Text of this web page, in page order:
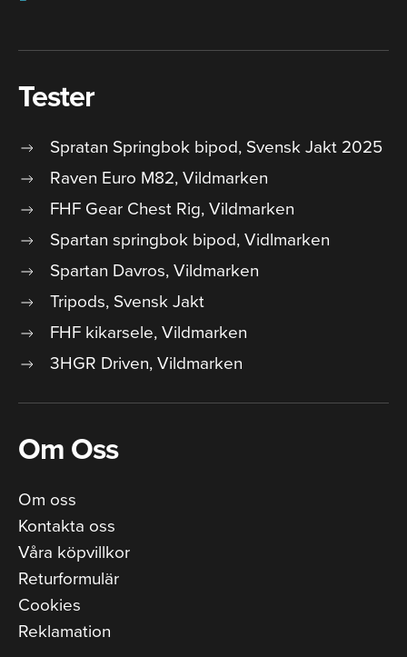
Tester
Spratan Springbok bipod, Svensk Jakt 2025
Raven Euro M82, Vildmarken
FHF Gear Chest Rig, Vildmarken
Spartan springbok bipod, Vidlmarken
Spartan Davros, Vildmarken
Tripods, Svensk Jakt
FHF kikarsele, Vildmarken
3HGR Driven, Vildmarken
Om Oss
Om oss
Kontakta oss
Våra köpvillkor
Returformulär
Cookies
Reklamation